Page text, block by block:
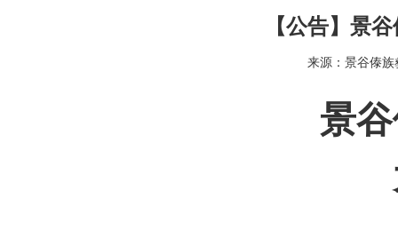
【公告】景
来源：景谷傣
景